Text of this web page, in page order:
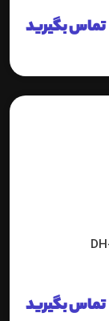
تماس بگیرید
تماس بگیرید